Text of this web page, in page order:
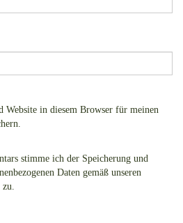
Website in diesem Browser für meinen
stimme ich der Speicherung und
Daten gemäß unseren
zu.